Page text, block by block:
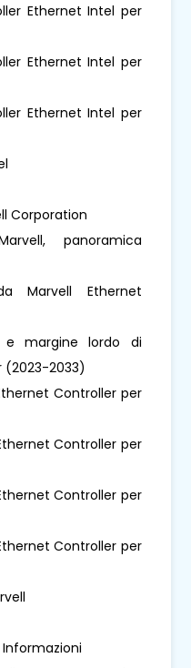
Ethernet Intel per
Ethernet Intel per
Ethernet Intel per
Corporation
panoramica
Marvell Ethernet
e margine lordo di
(2023-2033)
Controller per
Controller per
Controller per
Controller per
Informazioni